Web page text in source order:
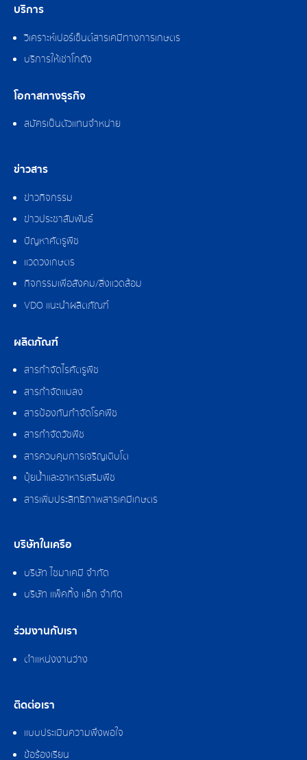
บริการ
วิเคราะห์เปอร์เซ็นต์สารเคมีทางการเกษตร
บริการให้เช่าโกดัง
โอกาสทางธุรกิจ
สมัครเป็นตัวแทนจำหน่าย
ข่าวสาร
ข่าวกิจกรรม
ข่าวประชาสัมพันธ์
ปัญหาศัตรูพืช
แวดวงเกษตร
กิจกรรมเพื่อสังคม/สิ่งแวดล้อม
VDO แนะนำผลิตภัณฑ์
ผลิตภัณฑ์
สารกำจัดไรศัตรูพืช
สารกำจัดแมลง
สารป้องกันกำจัดโรคพืช
สารกำจัดวัชพืช
สารควบคุมการเจริญเติบโต
ปุ๋ยน้ำและอาหารเสริมพืช
สารเพิ่มประสิทธิภาพสารเคมีเกษตร
บริษัทในเครือ
บริษัท ไซมาเคมี จำกัด
บริษัท แพ็คกิ้ง แอ็ก จำกัด
ร่วมงานกับเรา
ตำแหน่งงานว่าง
ติดต่อเรา
แบบประเมินความพึงพอใจ
ข้อร้องเรียน